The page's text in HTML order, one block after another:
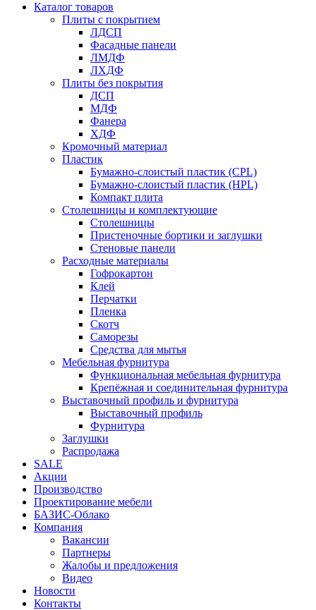
Каталог товаров
Плиты с покрытием
ЛДСП
Фасадные панели
ЛМДФ
ЛХДФ
Плиты без покрытия
ДСП
МДФ
Фанера
ХДФ
Кромочный материал
Пластик
Бумажно-слоистый пластик (CPL)
Бумажно-слоистый пластик (HPL)
Компакт плита
Столешницы и комплектующие
Столешницы
Пристеночные бортики и заглушки
Стеновые панели
Расходные материалы
Гофрокартон
Клей
Перчатки
Пленка
Скотч
Саморезы
Средства для мытья
Мебельная фурнитура
Функциональная мебельная фурнитура
Крепёжная и соединительная фурнитура
Выставочный профиль и фурнитура
Выставочный профиль
Фурнитура
Заглушки
Распродажа
SALE
Акции
Производство
Проектирование мебели
БАЗИС-Облако
Компания
Вакансии
Партнеры
Жалобы и предложения
Видео
Новости
Контакты